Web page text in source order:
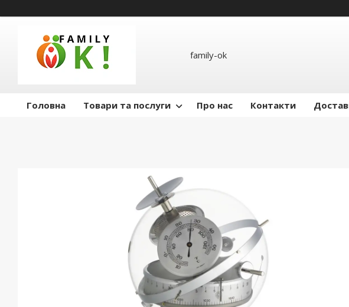
family-ok
Головна Товари та послуги Про нас Контакти